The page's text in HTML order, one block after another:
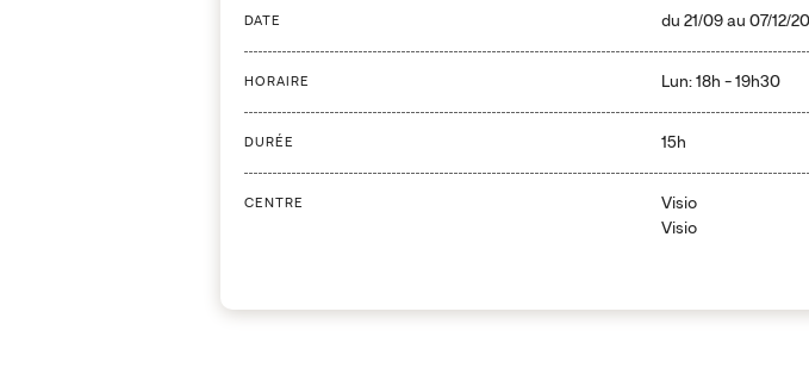
DATE du21/09 au07/12/
HORAIRE Lun: 18h - 19h30
DURÉE 15h
CENTRE
Visio
Visio